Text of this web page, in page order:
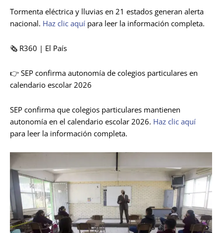
Tormenta eléctrica y lluvias en 21 estados generan alerta
nacional. Haz clic aquí para leer la información completa.
🗞️ R360 | El País
👉 SEP confirma autonomía de colegios particulares en
calendario escolar 2026
SEP confirma que colegios particulares mantienen
autonomía en el calendario escolar 2026. Haz clic aquí
para leer la información completa.